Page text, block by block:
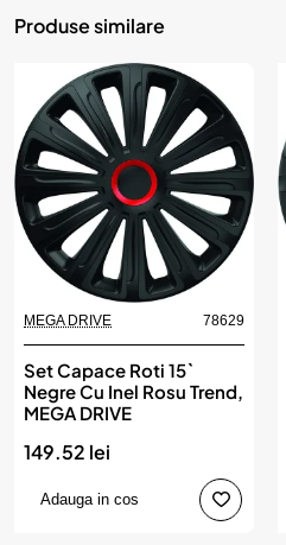
Produse similare
MEGA DRIVE 78629
Set Capace Roti 15`
Negre Cu Inel Rosu Trend,
MEGA DRIVE
149.52 lei
Adauga in cos